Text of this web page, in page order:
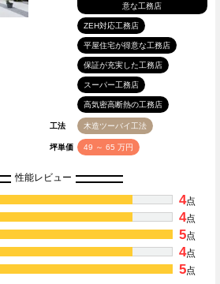
意な工務店
ZEH対応工務店
平屋住宅が得意な工務店
保証が充実した工務店
スーパー工務店
高気密高断熱の工務店
工法 木造ツーバイ工法
坪単価 49 ～ 65 万円
性能レビュー
4点
4点
5点
4点
5点